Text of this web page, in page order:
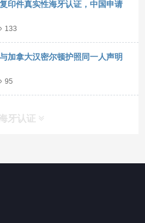
印件真实性海牙认证，中国申请
133
加拿大汉密尔顿护照同一人声明
95
牙认证